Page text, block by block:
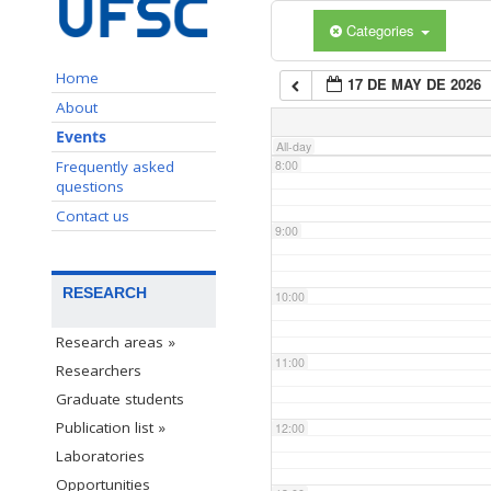
Home
About
Events
Frequently asked
questions
Contact us
RESEARCH
Research areas »
Researchers
Graduate students
Publication list »
Laboratories
Opportunities
Categories
17 DE MAY DE 2026
All-day
7:00
8:00
9:00
10:00
11:00
12:00